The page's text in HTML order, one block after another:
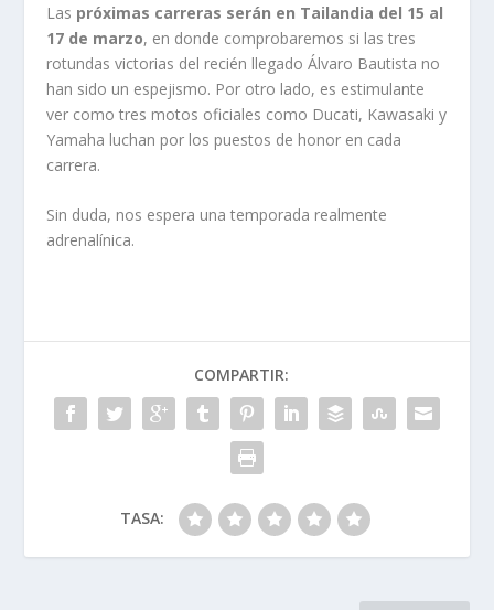
Las próximas carreras serán en Tailandia del 15 al
17 de marzo, en donde comprobaremos si las tres
rotundas victorias del recién llegado Álvaro Bautista no
han sido un espejismo. Por otro lado, es estimulante
ver como tres motos oficiales como Ducati, Kawasaki y
Yamaha luchan por los puestos de honor en cada
carrera.
Sin duda, nos espera una temporada realmente
adrenalínica.
COMPARTIR:
TASA: